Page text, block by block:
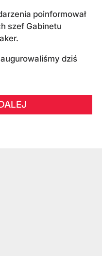
poinformował
szef Gabinetu
dziś